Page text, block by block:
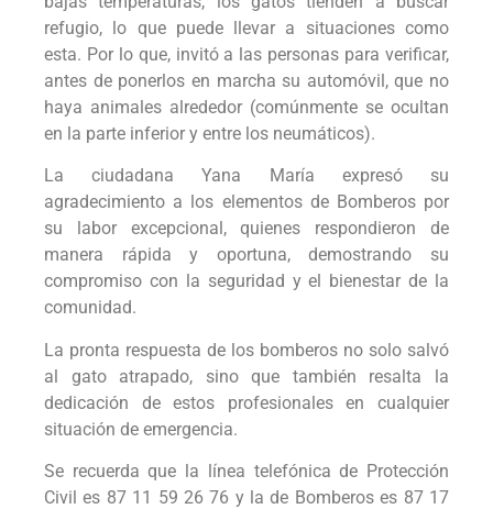
refugio, lo que puede llevar a situaciones como
esta. Por lo que, invitó a las personas para verificar,
antes de ponerlos en marcha su automóvil, que no
haya animales alrededor (comúnmente se ocultan
en la parte inferior y entre los neumáticos).
La ciudadana Yana María expresó su
agradecimiento a los elementos de Bomberos por
su labor excepcional, quienes respondieron de
manera rápida y oportuna, demostrando su
compromiso con la seguridad y el bienestar de la
comunidad.
La pronta respuesta de los bomberos no solo salvó
al gato atrapado, sino que también resalta la
dedicación de estos profesionales en cualquier
situación de emergencia.
Se recuerda que la línea telefónica de Protección
Civil es 87 11 59 26 76 y la de Bomberos es 87 17